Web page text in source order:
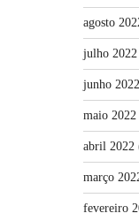
agosto
julho 2022
junho 2022
maio 2022
abril 2022
março
fevereiro